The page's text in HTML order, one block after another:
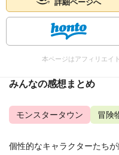
詳細ページへ
本ページはアフィリエイ
みんなの感想まとめ
モンスタータウン 冒険
個性的なキャラクターたち